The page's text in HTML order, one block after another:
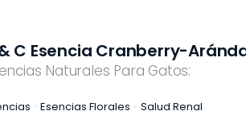
Naturales Para Gatos:
C Esencia Cranberry-
Esencias Florales Salud Renal